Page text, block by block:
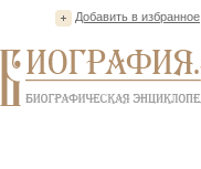
Добавить в избранное